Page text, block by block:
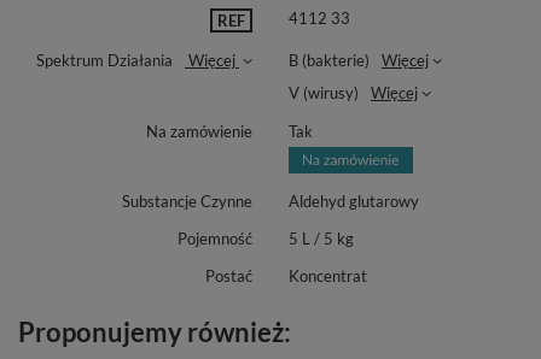
REF 4112 33
Spektrum Działania Więcej B (bakterie)
Więcej
V (wirusy)
Więcej
Na zamówienie
Tak
Substancje Czynne
Aldehyd glutarowy
Pojemność
5 L / 5 kg
Postać
Koncentrat
Proponujemy również: